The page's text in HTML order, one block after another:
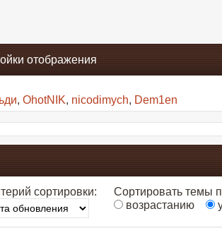
отображения
, OhotNIK, nicodimych, Dem1en
сортировки:
Сортировать темы
возрастанию